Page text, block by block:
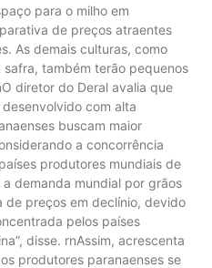
para o milho em
de preços atraentes
As demais culturas, como
também terão pequenos
diretor do Deral avalia que
com alta
buscam maior
a concorrência
produtores mundiais de
demanda mundial por grãos
preços em declínio, devido
pelos países
disse. rnAssim, acrescenta
produtores paranaenses se